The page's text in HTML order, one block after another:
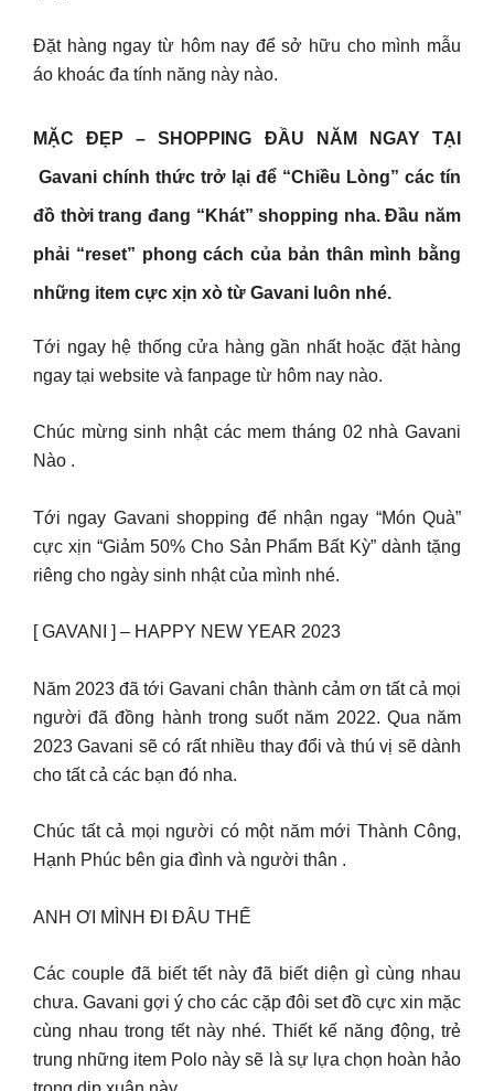
Đặt hàng ngay từ hôm nay để sở hữu cho mình mẫu
áo khoác đa tính năng này nào.
MẶC ĐẸP – SHOPPING ĐẦU NĂM NGAY TẠI
Gavani chính thức trở lại để “Chiều Lòng” các tín
đồ thời trang đang “Khát” shopping nha. Đầu năm
phải “reset” phong cách của bản thân mình bằng
những item cực xịn xò từ Gavani luôn nhé.
Tới ngay hệ thống cửa hàng gần nhất hoặc đặt hàng
ngay tại website và fanpage từ hôm nay nào.
Chúc mừng sinh nhật các mem tháng 02 nhà Gavani
Nào ️.
Tới ngay Gavani shopping để nhận ngay “Món Quà”
cực xịn “Giảm 50% Cho Sản Phẩm Bất Kỳ” dành tặng
riêng cho ngày sinh nhật của mình nhé.
[ GAVANI ] – HAPPY NEW YEAR 2023
Năm 2023 đã tới Gavani chân thành cảm ơn tất cả mọi
người đã đồng hành trong suốt năm 2022. Qua năm
2023 Gavani sẽ có rất nhiều thay đổi và thú vị sẽ dành
cho tất cả các bạn đó nha.
Chúc tất cả mọi người có một năm mới Thành Công,
Hạnh Phúc bên gia đình và người thân ️.
ANH ƠI MÌNH ĐI ĐÂU THẾ
Các couple đã biết tết này đã biết diện gì cùng nhau
chưa. Gavani gợi ý cho các cặp đôi set đồ cực xin mặc
cùng nhau trong tết này nhé. Thiết kế năng động, trẻ
trung những item Polo này sẽ là sự lựa chọn hoàn hảo